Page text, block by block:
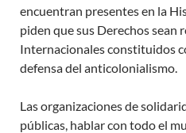
encuentran presentes en la
piden que sus Derechos sean
Internacionales constituidos
defensa del anticolonialismo.
Las organizaciones de
públicas, hablar con todo el